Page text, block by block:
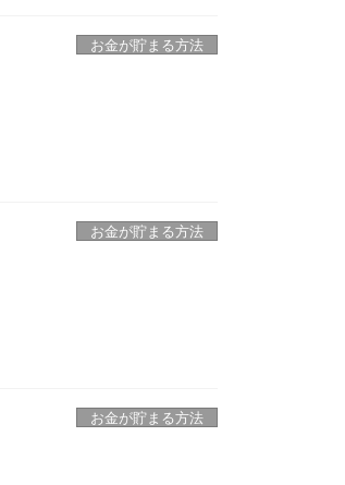
お金が貯まる方法
お金が貯まる方法
お金が貯まる方法